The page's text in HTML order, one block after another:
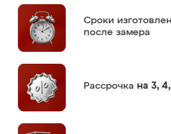
Сроки
после замера
Рассрочка на 3,